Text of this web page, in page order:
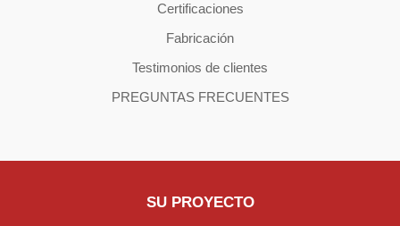
Certificaciones
Fabricación
Testimonios de clientes
PREGUNTAS FRECUENTES
SU PROYECTO